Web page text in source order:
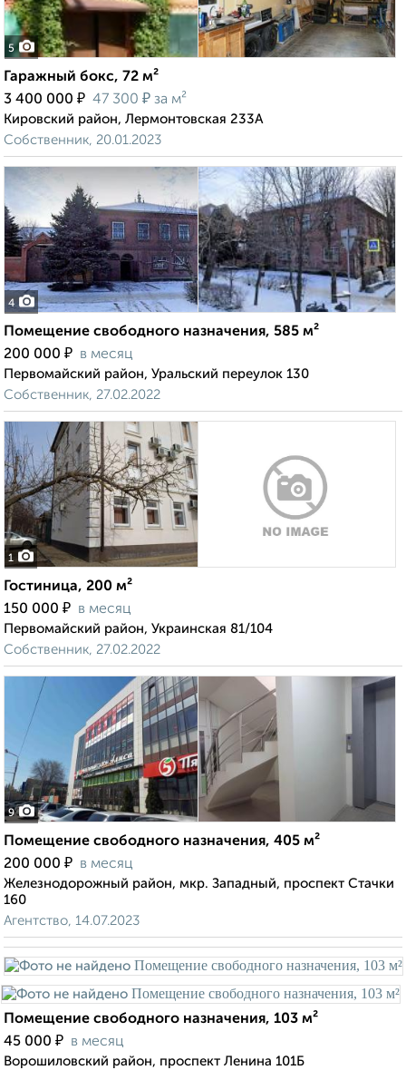
5
Гаражный бокс, 72 м²
3 400 000 ₽ 47 300 ₽ за м²
Кировский район, Лермонтовская 233А
Собственник, 20.01.2023
4
Помещение свободного назначения, 585 м²
200 000 ₽ в месяц
Первомайский район, Уральский переулок 130
Собственник, 27.02.2022
1
Гостиница, 200 м²
150 000 ₽ в месяц
Первомайский район, Украинская 81/104
Собственник, 27.02.2022
9
Помещение свободного назначения, 405 м²
200 000 ₽ в месяц
Железнодорожный район, мкр. Западный, проспект Стачки
160
Агентство, 14.07.2023
Помещение свободного назначения, 103 м²
45 000 ₽ в месяц
Ворошиловский район, проспект Ленина 101Б